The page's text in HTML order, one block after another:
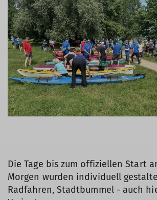
Die Tage bis zum offiziellen Start
Morgen wurden individuell
Radfahren, Stadtbummel - auch